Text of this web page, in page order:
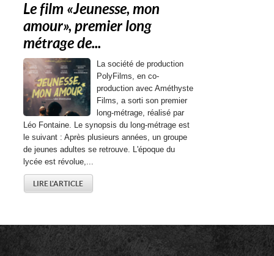
Le film « Jeunesse, mon
amour », premier long
métrage de...
La société de production
PolyFilms, en co-
production avec Améthyste
Films, a sorti son premier
long-métrage, réalisé par
Léo Fontaine. Le synopsis du long-métrage est
le suivant : Après plusieurs années, un groupe
de jeunes adultes se retrouve. L'époque du
lycée est révolue,...
LIRE L'ARTICLE